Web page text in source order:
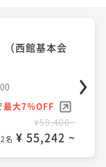
（西館基本会
最大7％OFF
¥59,400~
2名 ¥ 55,242 ~